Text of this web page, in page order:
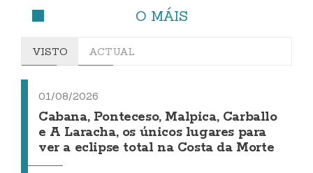
O MÁIS
VISTO ACTUAL
01/08/2026
Cabana, Ponteceso, Malpica, Carballo
e A Laracha, os únicos lugares para
ver a eclipse total na Costa da Morte